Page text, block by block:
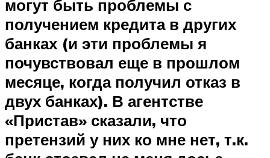
могут быть проблемы с
получением кредита в других
банках (и эти проблемы я
почувствовал еще в прошлом
месяце, когда получил отказ в
двух банках). В агентстве
«Пристав» сказали, что
претензий у них ко мне нет, т.к.